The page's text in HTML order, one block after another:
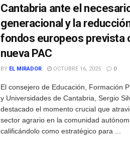
Cantabria ante el
generacional y la
fondos europeos prevista
nueva PAC
BY EL MIRADOR OCTUBRE 16, 2025 0
El consejero de Educación, Formación
y Universidades de Cantabria, Sergio
destacado el momento crucial que
sector agrario en la comunidad
calificándolo como estratégico para ...